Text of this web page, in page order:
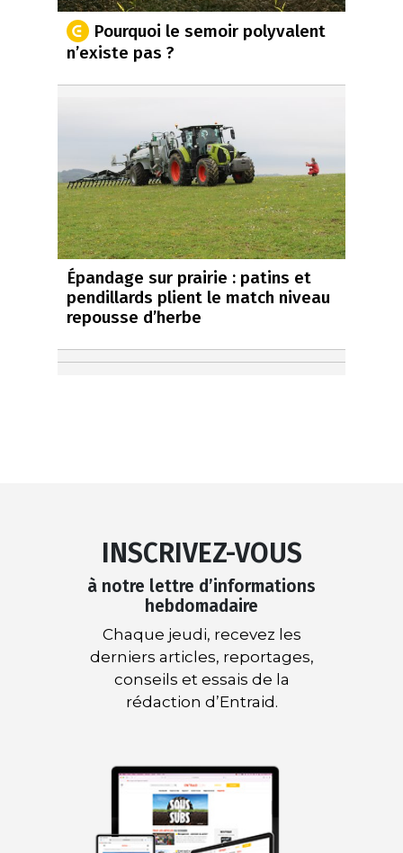
Pourquoi le semoir polyvalent
n’existe pas ?
Épandage sur prairie : patins et
pendillards plient le match niveau
repousse d’herbe
INSCRIVEZ-VOUS
à notre lettre d’informations
hebdomadaire
Chaque jeudi, recevez les
derniers articles, reportages,
conseils et essais de la
rédaction d’Entraid.